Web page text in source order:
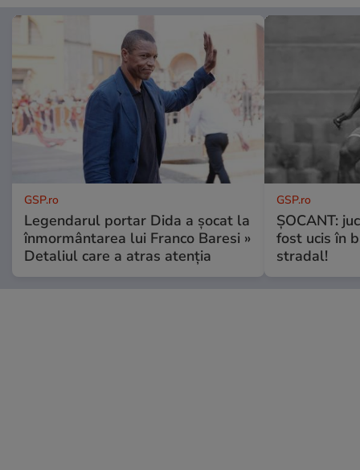
GSP.ro
Legendarul portar Dida a șocat la
înmormântarea lui Franco Baresi »
Detaliul care a atras atenția
GSP.ro
ȘOCANT:
fost ucis în
stradal!